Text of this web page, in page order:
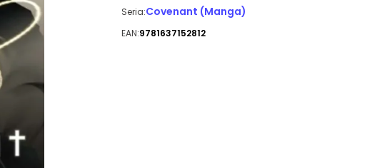
Seria:Covenant (Manga)
EAN:9781637152812